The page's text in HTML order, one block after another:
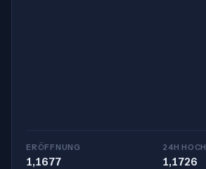
ERÖFFNUNG
1,1677
24H HOCH
1,1726